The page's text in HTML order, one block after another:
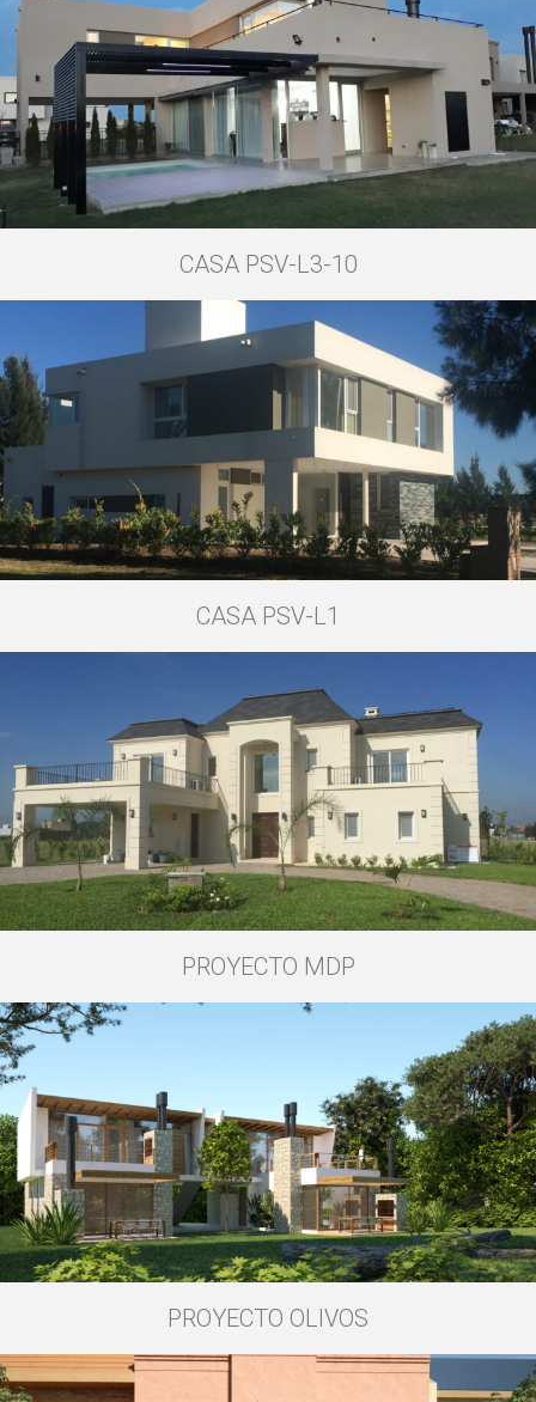
CASA PSV-L3-10
CASA PSV-L1
PROYECTO MDP
PROYECTO OLIVOS